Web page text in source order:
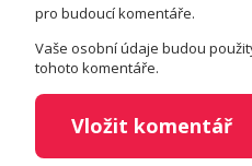
pro budoucí komentáře.
Vaše osobní údaje budou
tohoto komentáře.